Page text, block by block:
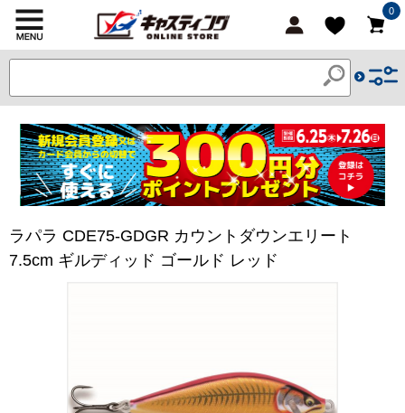
0
ラパラ CDE75-GDGR カウントダウンエリート
7.5cm ギルディッド ゴールド レッド